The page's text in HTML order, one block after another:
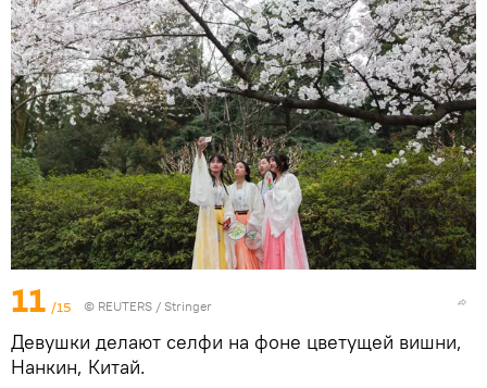
11 /15 © REUTERS / Stringer
Девушки делают селфи на фоне цветущей вишни,
Нанкин, Китай.